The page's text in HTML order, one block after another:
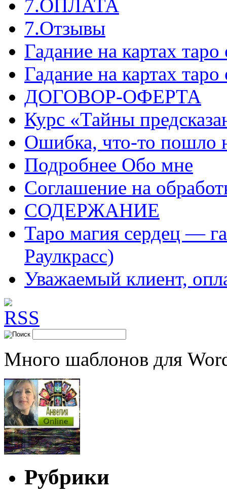
7.ОПЛАТА
7.Отзывы
Гадание на картах
Гадание на картах
ДОГОВОР-ОФЕРТА
Курс «Тайны
Ошибка, что-то пошло
Подробнее Обо мне
Соглашение на
СОДЕРЖАНИЕ
Таро магия сердец —
Раулкрасс)
Уважаемый клиент,
Много шаблонов для
Рубрики